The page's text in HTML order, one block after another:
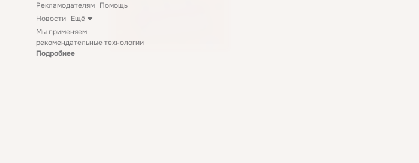
Рекламодателям Помощь
Новости Ещё
Мы применяем
рекомендательные технологии
Подробнее